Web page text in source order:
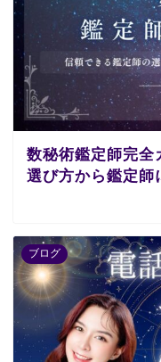
数秘術鑑定師完全
選び方から鑑定師
ブログ